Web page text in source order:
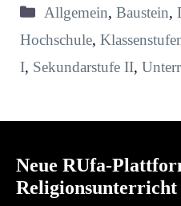
Kategorien
Allgemein,Baustein,
Hochschule,
I, Sekundarstufe II,
Neue RUfa-
Religionsunterricht